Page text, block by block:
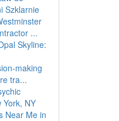
Szklarnie
...
Skyline:
making
tra...
York, NY
Near Me in